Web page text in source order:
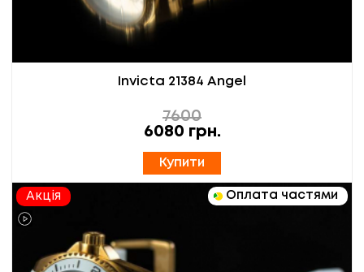
Invicta 21384 Angel
7600
6080 грн.
Купити
Акція Оплата частями